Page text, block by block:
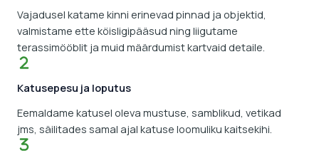
Vajadusel katame kinni erinevad pinnad ja objektid,
valmistame ette köisligipääsud ning liigutame
terassimööblit ja muid määrdumist kartvaid detaile.
Katusepesu ja loputus
Eemaldame katusel oleva mustuse, samblikud, vetikad
jms, säilitades samal ajal katuse loomuliku kaitsekihi.